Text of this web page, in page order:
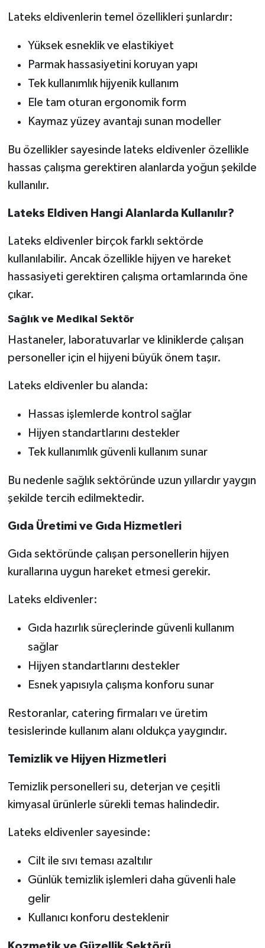
Lateks eldivenlerin temel özellikleri şunlardır:
Yüksek esneklik ve elastikiyet
Parmak hassasiyetini koruyan yapı
Tek kullanımlık hijyenik kullanım
Ele tam oturan ergonomik form
Kaymaz yüzey avantajı sunan modeller
Bu özellikler sayesinde lateks eldivenler özellikle
hassas çalışma gerektiren alanlarda yoğun şekilde
kullanılır.
Lateks Eldiven Hangi Alanlarda Kullanılır?
Lateks eldivenler birçok farklı sektörde
kullanılabilir. Ancak özellikle hijyen ve hareket
hassasiyeti gerektiren çalışma ortamlarında öne
çıkar.
Sağlık ve Medikal Sektör
Hastaneler, laboratuvarlar ve kliniklerde çalışan
personeller için el hijyeni büyük önem taşır.
Lateks eldivenler bu alanda:
Hassas işlemlerde kontrol sağlar
Hijyen standartlarını destekler
Tek kullanımlık güvenli kullanım sunar
Bu nedenle sağlık sektöründe uzun yıllardır yaygın
şekilde tercih edilmektedir.
Gıda Üretimi ve Gıda Hizmetleri
Gıda sektöründe çalışan personellerin hijyen
kurallarına uygun hareket etmesi gerekir.
Lateks eldivenler:
Gıda hazırlık süreçlerinde güvenli kullanım
sağlar
Hijyen standartlarını destekler
Esnek yapısıyla çalışma konforu sunar
Restoranlar, catering firmaları ve üretim
tesislerinde kullanım alanı oldukça yaygındır.
Temizlik ve Hijyen Hizmetleri
Temizlik personelleri su, deterjan ve çeşitli
kimyasal ürünlerle sürekli temas halindedir.
Lateks eldivenler sayesinde:
Cilt ile sıvı teması azaltılır
Günlük temizlik işlemleri daha güvenli hale
gelir
Kullanıcı konforu desteklenir